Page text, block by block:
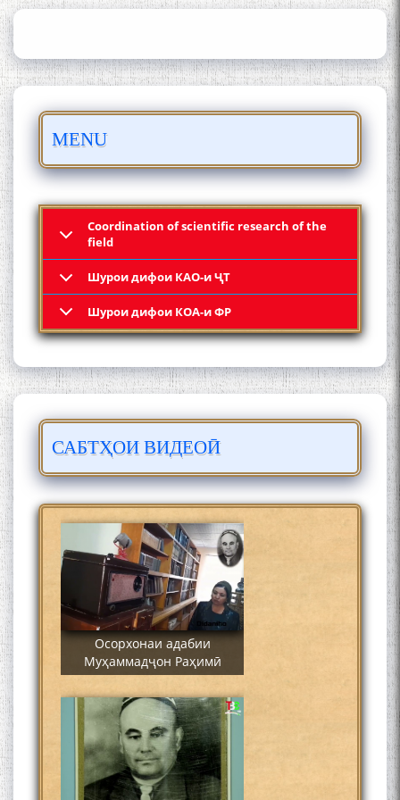
MENU
Coordination of scientific research of the
field
Шурои дифои КАО-и ҶТ
Шурои дифои КОА-и ФР
САБТҲОИ ВИДЕОӢ
БО 4 000 000 СОМОНӢ
ПАЙКАРА ВА ОСОРХОНАИ
ШУД!
Кадамчо Худои Шарифзода
Сайре дар Осорхона
Муҳаммадҷон Раҳимӣ
Осорхонаи адабии
Муҳаммадҷон Раҳимӣ